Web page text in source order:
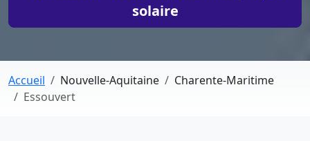
solaire
Accueil Nouvelle-Aquitaine
Charente-Maritime
Essouvert